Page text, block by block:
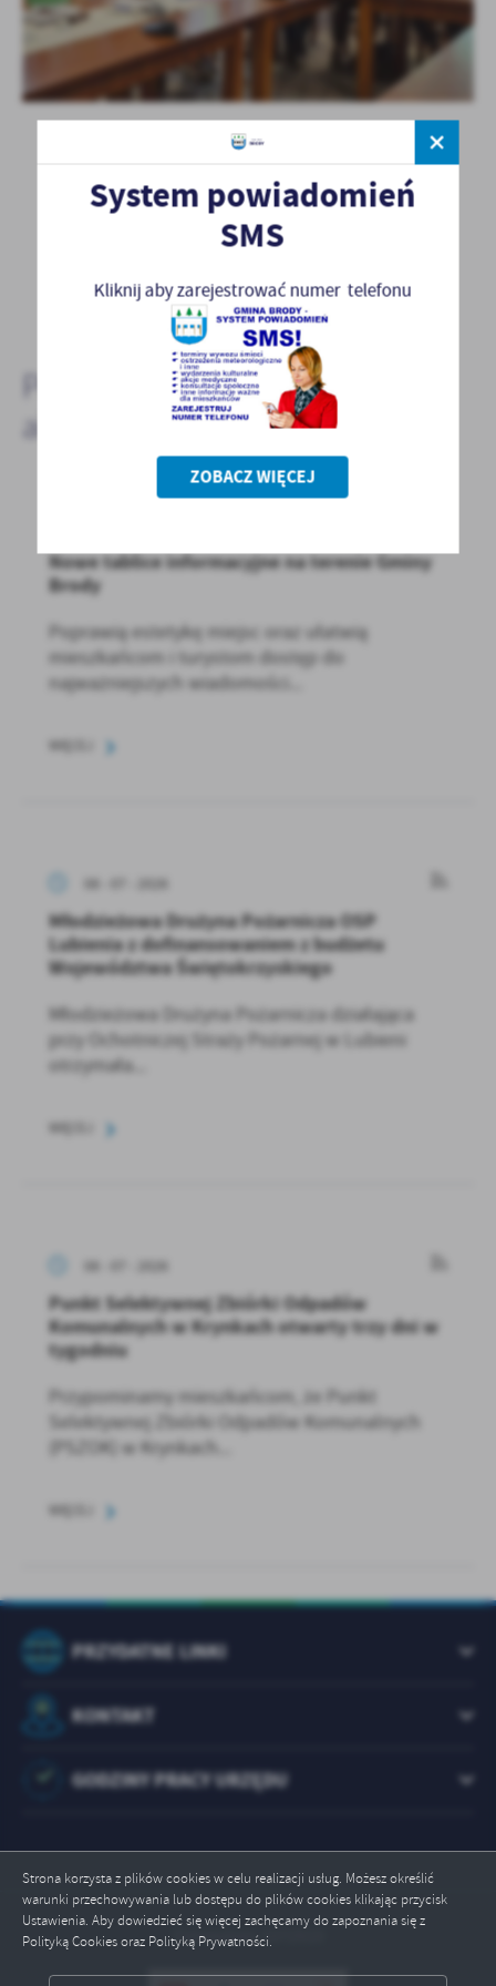
Strona korzysta z plików cookies w celu realizacji usług. Możesz określić
warunki przechowywania lub dostępu do plików cookies klikając przycisk
Ustawienia. Aby dowiedzieć się więcej zachęcamy do zapoznania się z
Polityką Cookies oraz Polityką Prywatności.
ZAPISZ WYBRANE
POPRZEDNI NASTĘPNY
Pozostałe
aktualności
Nowe tablice informacyjne na terenie Gminy
Brody
Poprawią estetykę miejsc oraz ułatwią
mieszkańcom i turystom dostęp do
najważniejszych wiadomości...
08 - 07 - 2026
Młodzieżowa Drużyna Pożarnicza OSP
Lubienia z dofinansowaniem z budżetu
Województwa Świętokrzyskiego
Młodzieżowa Drużyna Pożarnicza działająca
przy Ochotniczej Straży Pożarnej w Lubieni
otrzymała...
08 - 07 - 2026
Punkt Selektywnej Zbiórki Odpadów
Komunalnych w Krynkach otwarty trzy dni w
tygodniu
Przypominamy mieszkańcom, że Punkt
Selektywnej Zbiórki Odpadów Komunalnych
(PSZOK) w Krynkach...
PRZYDATNE LINKI
KONTAKT
GODZINY PRACY URZĘDU
Odwiedzin: 1072910
System powiadomień
SMS
Kliknij aby zarejestrować numer telefonu
ZOBACZ WIĘCEJ